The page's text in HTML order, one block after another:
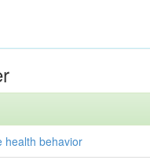
health behavior